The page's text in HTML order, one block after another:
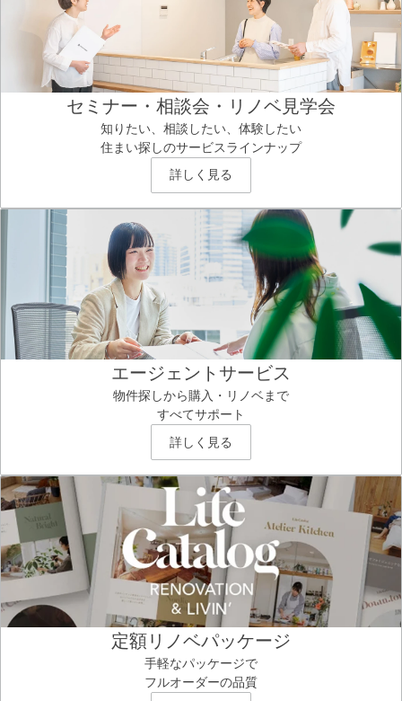
セミナー・相談会・リノベ見学会
知りたい、相談したい、体験したい
住まい探しのサービスラインナップ
詳しく見る
エージェントサービス
物件探しから購入・リノベまで
すべてサポート
詳しく見る
定額リノベパッケージ
手軽なパッケージで
フルオーダーの品質